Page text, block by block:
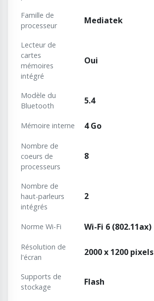
Famille de
processeur
Mediatek
Lecteur de
cartes
mémoires
intégré
Oui
Modèle du
Bluetooth
5.4
Mémoire interne 4 Go
Nombre de
coeurs de
processeurs
8
Nombre de
haut-parleurs
intégrés
2
Norme Wi-Fi Wi-Fi 6 (802.11ax)
Résolution de
l'écran
2000 x 1200 pixels
Supports de
stockage
Flash